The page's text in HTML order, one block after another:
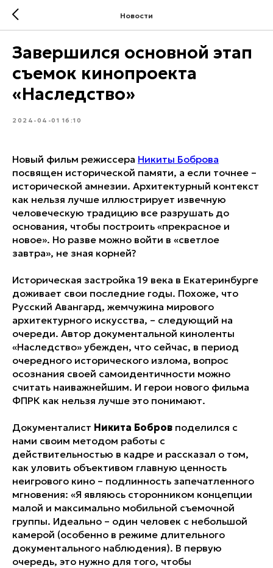
Новости
Завершился основной этап
съемок кинопроекта
«Наследство»
2024-04-01 16:10
Новый фильм режиссера Никиты Боброва
посвящен исторической памяти, а если точнее –
исторической амнезии. Архитектурный контекст
как нельзя лучше иллюстрирует извечную
человеческую традицию все разрушать до
основания, чтобы построить «прекрасное и
новое». Но разве можно войти в «светлое
завтра», не зная корней?
Историческая застройка 19 века в Екатеринбурге
доживает свои последние годы. Похоже, что
Русский Авангард, жемчужина мирового
архитектурного искусства, – следующий на
очереди. Автор документальной киноленты
«Наследство» убежден, что сейчас, в период
очередного исторического излома, вопрос
осознания своей самоидентичности можно
считать наиважнейшим. И герои нового фильма
ФПРК как нельзя лучше это понимают.
Документалист Никита Бобров поделился с
нами своим методом работы с
действительностью в кадре и рассказал о том,
как уловить объективом главную ценность
неигрового кино – подлинность запечатленного
мгновения: «Я являюсь сторонником концепции
малой и максимально мобильной съемочной
группы. Идеально – один человек с небольшой
камерой (особенно в режиме длительного
документального наблюдения). В первую
очередь, это нужно для того, чтобы